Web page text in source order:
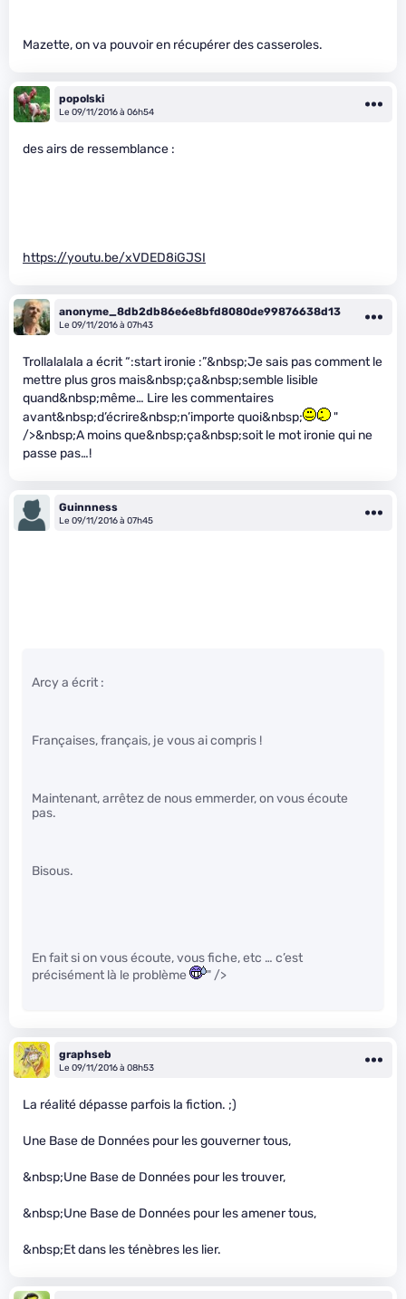
Mazette, on va pouvoir en récupérer des casseroles.
popolski
Le 09/11/2016 à 06h54
des airs de ressemblance :
https://youtu.be/xVDED8iGJSI
anonyme_8db2db86e6e8bfd8080de99876638d13
Le 09/11/2016 à 07h43
Trollalalala a écrit “:start ironie :”&nbsp;Je sais pas comment le
mettre plus gros mais&nbsp;ça&nbsp;semble lisible
quand&nbsp;même… Lire les commentaires
avant&nbsp;d’écrire&nbsp;n’importe quoi&nbsp;
"
/>&nbsp;A moins que&nbsp;ça&nbsp;soit le mot ironie qui ne
passe pas…!
Guinnness
Le 09/11/2016 à 07h45
Arcy a écrit :
Françaises, français, je vous ai compris !
Maintenant, arrêtez de nous emmerder, on vous écoute
pas.
Bisous.
En fait si on vous écoute, vous fiche, etc … c’est
précisément là le problème
" />
graphseb
Le 09/11/2016 à 08h53
La réalité dépasse parfois la fiction. ;)
Une Base de Données pour les gouverner tous,
&nbsp;Une Base de Données pour les trouver,
&nbsp;Une Base de Données pour les amener tous,
&nbsp;Et dans les ténèbres les lier.